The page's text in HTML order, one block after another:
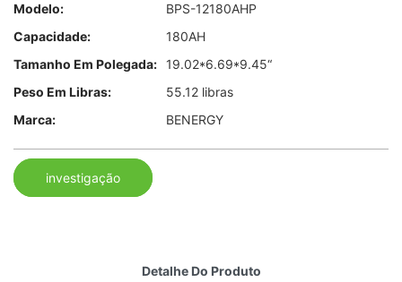
Modelo:
BPS-12180AHP
Capacidade:
180AH
Tamanho Em Polegada:
19.02*6.69*9.45“
Peso Em Libras:
55.12 libras
Marca:
BENERGY
investigação
Detalhe Do Produto